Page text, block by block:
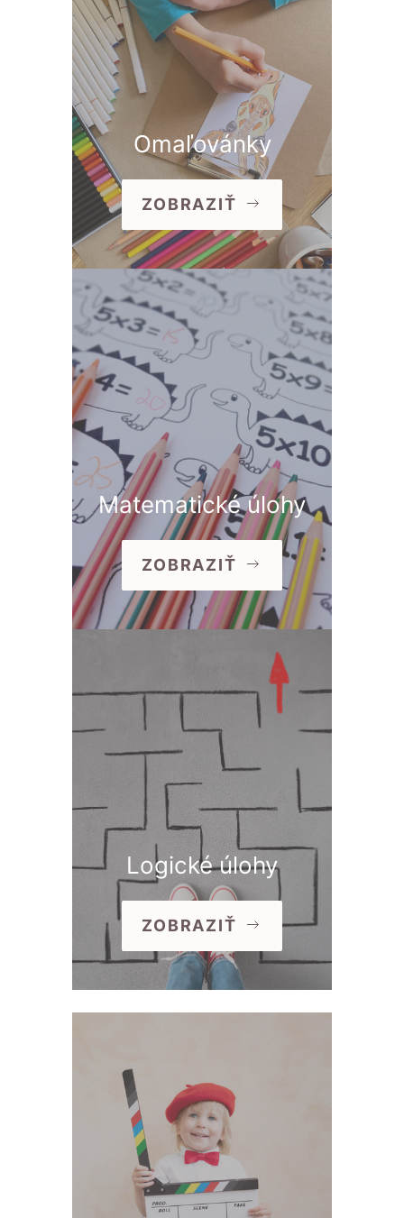
Omaľovánky
ZOBRAZIŤ
Matematické úlohy
ZOBRAZIŤ
Logické úlohy
ZOBRAZIŤ